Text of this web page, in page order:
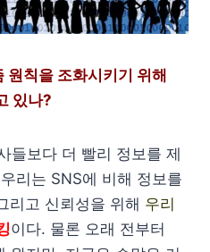
원칙을 조화시키기 위해
있나?
들보다 더 빨리 정보를 제
리는 SNS에 비해 정보를
리고 신뢰성을 위해 우리
이다. 물론 오래 전부터